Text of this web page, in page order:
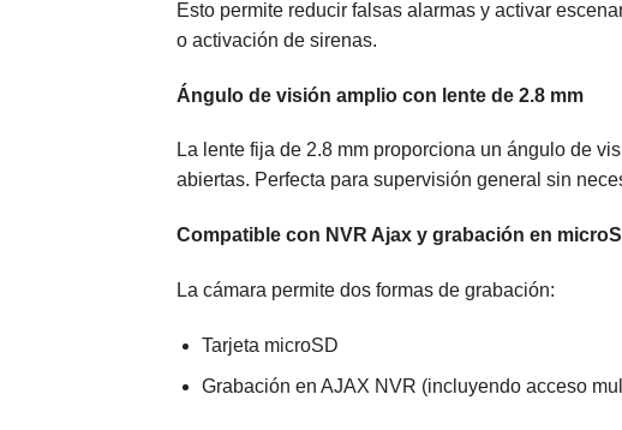
Esto permite reducir falsas alarmas y activar
o activación de sirenas.
Ángulo de visión amplio con lente de 2.8 mm
La lente fija de 2.8 mm proporciona un ángulo de
abiertas. Perfecta para supervisión general sin
Compatible con NVR Ajax y grabación en
La cámara permite dos formas de grabación:
Tarjeta microSD
Grabación en AJAX NVR (incluyendo acceso